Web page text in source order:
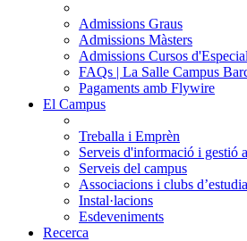
Admissions Graus
Admissions Màsters
Admissions Cursos
FAQs | La Salle Campus
Pagaments amb Flywire
El Campus
Treballa i Emprèn
Serveis d'informació i gestió
Serveis del campus
Associacions i clubs
Instal·lacions
Esdeveniments
Recerca